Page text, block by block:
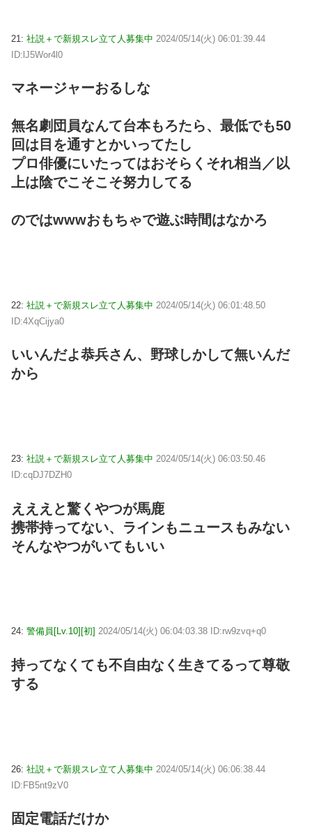
21: 社説＋で新規スレ立て人募集中 2024/05/14(火) 06:01:39.44
ID:lJ5Wor4l0
マネージャーおるしな
無名劇団員なんて台本もろたら、最低でも50
回は目を通すとかいってたし
プロ俳優にいたってはおそらくそれ相当／以
上は陰でこそこそ努力してる
のではwwwおもちゃで遊ぶ時間はなかろ
22: 社説＋で新規スレ立て人募集中 2024/05/14(火) 06:01:48.50
ID:4XqCijya0
いいんだよ恭兵さん、野球しかして無いんだ
から
23: 社説＋で新規スレ立て人募集中 2024/05/14(火) 06:03:50.46
ID:cqDJ7DZH0
えええと驚くやつが馬鹿
携帯持ってない、ラインもニュースもみない
そんなやつがいてもいい
24: 警備員[Lv.10][初] 2024/05/14(火) 06:04:03.38 ID:rw9zvq+q0
持ってなくても不自由なく生きてるって尊敬
する
26: 社説＋で新規スレ立て人募集中 2024/05/14(火) 06:06:38.44
ID:FB5nt9zV0
固定電話だけか